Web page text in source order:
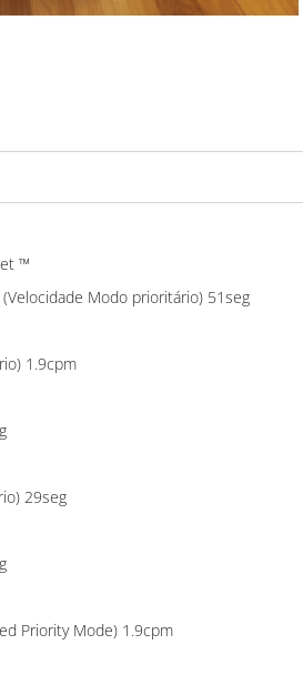
™
Modo prioritário) 51seg
1.9cpm
29seg
Priority Mode) 1.9cpm